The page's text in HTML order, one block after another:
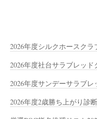
2026年度シルクホースクラ
2026年度社台サラブレッ
2026年度サンデーサラブ
2026年度2歳勝ち上がり診断